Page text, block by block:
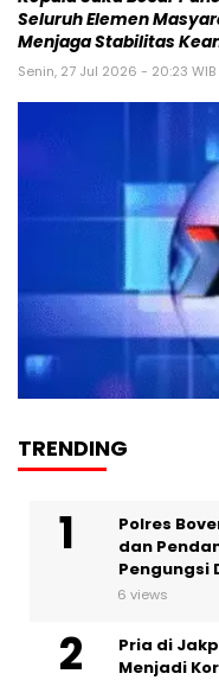
Seluruh Elemen
Menjaga Stabilitas
Senin, 27 Jul 2026 - 20:23 WIB
TRENDING
Polres
dan
Pengungsi
6 views
Pria di
Menjadi